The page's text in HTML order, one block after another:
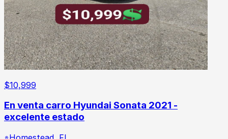
$10,999
En venta carro Hyundai Sonata 2021 -
excelente estado